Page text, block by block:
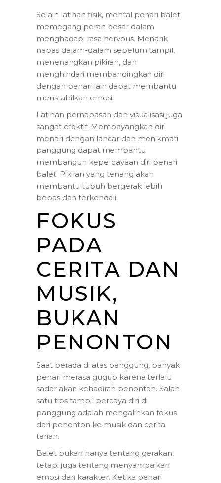
Selain latihan fisik, mental penari balet
memegang peran besar dalam
menghadapi rasa nervous. Menarik
napas dalam-dalam sebelum tampil,
menenangkan pikiran, dan
menghindari membandingkan diri
dengan penari lain dapat membantu
menstabilkan emosi.
Latihan pernapasan dan visualisasi juga
sangat efektif. Membayangkan diri
menari dengan lancar dan menikmati
panggung dapat membantu
membangun kepercayaan diri penari
balet. Pikiran yang tenang akan
membantu tubuh bergerak lebih
bebas dan terkendali.
FOKUS
PADA
CERITA DAN
MUSIK,
BUKAN
PENONTON
Saat berada di atas panggung, banyak
penari merasa gugup karena terlalu
sadar akan kehadiran penonton. Salah
satu tips tampil percaya diri di
panggung adalah mengalihkan fokus
dari penonton ke musik dan cerita
tarian.
Balet bukan hanya tentang gerakan,
tetapi juga tentang menyampaikan
emosi dan karakter. Ketika penari